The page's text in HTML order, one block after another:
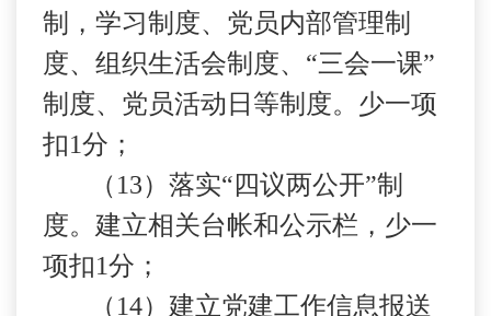
制，学习制度、党员内部管理制
度、组织生活会制度、“三会一课”
制度、党员活动日等制度。少一项
扣1分；
（ 13）落实“四议两公开”制
度。建立相关台帐和公示栏，少一
项扣1分；
（ 14）建立党建工作信息报送